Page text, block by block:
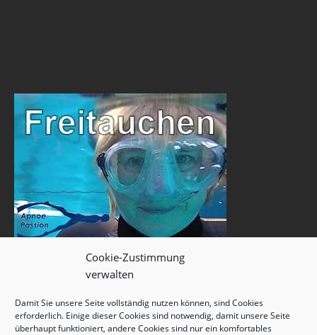
Cookie-Zustimmung
verwalten
Damit Sie unsere Seite vollständig nutzen können, sind Cookies
erforderlich. Einige dieser Cookies sind notwendig, damit unsere Seite
überhaupt funktioniert, andere Cookies sind nur ein komfortables